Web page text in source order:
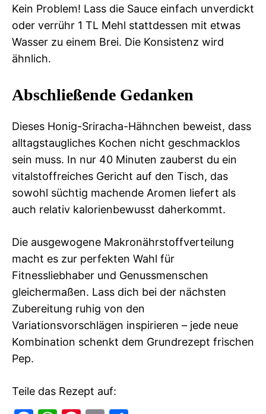
Kein Problem! Lass die Sauce einfach unverdickt
oder verrühr 1 TL Mehl stattdessen mit etwas
Wasser zu einem Brei. Die Konsistenz wird
ähnlich.
Abschließende Gedanken
Dieses Honig-Sriracha-Hähnchen beweist, dass
alltagstaugliches Kochen nicht geschmacklos
sein muss. In nur 40 Minuten zauberst du ein
vitalstoffreiches Gericht auf den Tisch, das
sowohl süchtig machende Aromen liefert als
auch relativ kalorienbewusst daherkommt.
Die ausgewogene Makronährstoffverteilung
macht es zur perfekten Wahl für
Fitnessliebhaber und Genussmenschen
gleichermaßen. Lass dich bei der nächsten
Zubereitung ruhig von den
Variationsvorschlägen inspirieren – jede neue
Kombination schenkt dem Grundrezept frischen
Pep.
Teile das Rezept auf: